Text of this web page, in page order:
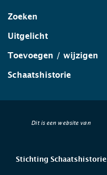
Zoeken
Uitgelicht
Toevoegen / wijzigen
Schaatshistorie
Dit is een website van
Stichting Schaatshistorie